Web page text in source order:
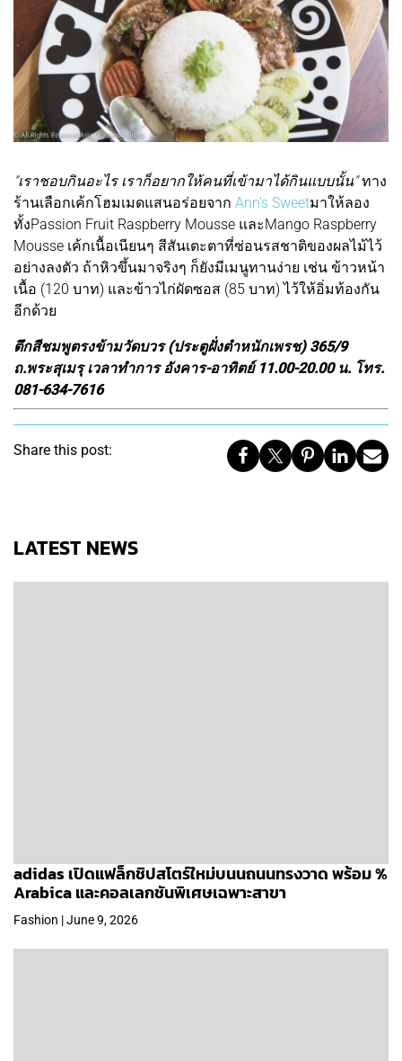
"เราชอบกินอะไร เราก็อยากให้คนที่เข้ามาได้กินแบบนั้น"ทาง
ร้านเลือกเค้กโฮมเมดแสนอร่อยจาก Ann's Sweetมาให้ลอง
ทั้งPassion Fruit Raspberry Mousse และMango Raspberry
Mousse เค้กเนื้อเนียนๆ สีสันเตะตาที่ซ่อนรสชาติของผลไม้ไว้
อย่างลงตัว ถ้าหิวขึ้นมาจริงๆ ก็ยังมีเมนูทานง่าย เช่น ข้าวหน้า
เนื้อ (120 บาท) และข้าวไก่ผัดซอส (85 บาท) ไว้ให้อิ่มท้องกัน
อีกด้วย
ตึกสีชมพูตรงข้ามวัดบวร (ประตูฝั่งตำหนักเพรช) 365/9
ถ.พระสุเมรุ เวลาทำการ อังคาร-อาทิตย์ 11.00-20.00 น. โทร.
081-634-7616
Share this post:
LATEST NEWS
adidas เปิดแฟล็กชิปสโตร์ใหม่บนนถนนทรงวาด พร้อม %
Arabica และคอลเลกชันพิเศษเฉพาะสาขา
Fashion | June 9, 2026